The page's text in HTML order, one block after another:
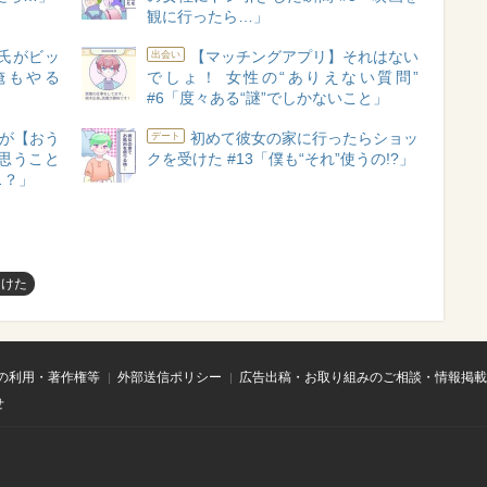
観に行ったら…」
がビッ
もやる
出会い
【マッチングアプリ】それはない
でしょ！ 女性の“ありえない質問”
#6「度々ある“謎”でしかないこと」
【おう
うこと
」
デート
初めて彼女の家に行ったらショッ
クを受けた #13「僕も“それ”使うの!?」
た
利用・著作権等 外部送信ポリシー
広告出稿・お取り組みのご相談・情報掲